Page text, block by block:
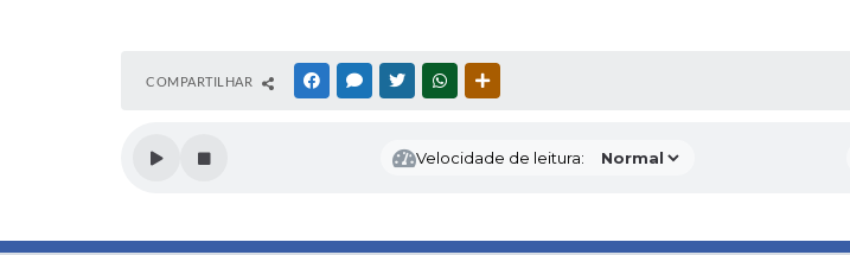
COMPARTILHAR FACEBOOKMESSENGER
TWITTERWHATSAPP
Velocidade de leitura: